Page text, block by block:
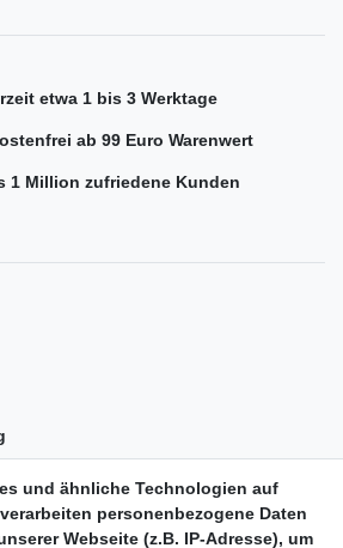
etwa 1 bis 3 Werktage
ab 99 Euro Warenwert
1 Million zufriedene Kunden
und ähnliche Technologien auf
personenbezogene Daten
Webseite (z.B. IP-Adresse), um